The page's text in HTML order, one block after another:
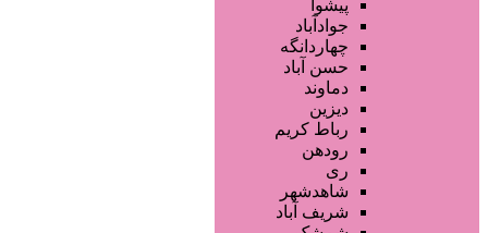
ماساژ و اسپا
خدمات لیزر و رفع موهای زائد
کلینیک های زیبایی پزشکی
آرایش دائم
خدمات مژه
سایر خدمات
پیشوا
جوادآباد
چهاردانگه
حسن آباد
دماوند
دیزین
رباط کریم
رودهن
ری
شاهدشهر
شریف آباد